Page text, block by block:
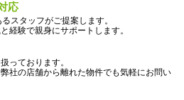
応
スタッフがご提案します。
経験で親身にサポートします。
っております。
社の店舗から離れた物件でも気軽にお問い